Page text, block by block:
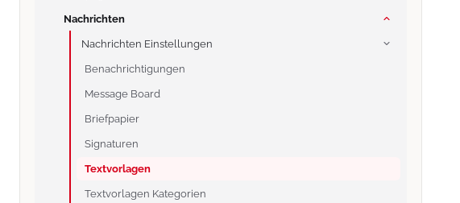
Nachrichten
Nachrichten Einstellungen
Benachrichtigungen
Message Board
Briefpapier
Signaturen
Textvorlagen
Textvorlagen Kategorien